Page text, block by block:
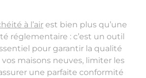
à l’airest bien plus qu’une
réglementaire : c’est un outil
pour garantir la qualité
maisons neuves, limiter les
une parfaite conformité